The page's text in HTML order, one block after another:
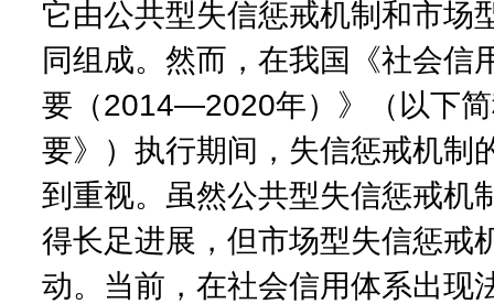
它由公共型失信惩戒机制和市场
同组成。然而，在我国《社会信
要（2014—2020年）》（以下
要》）执行期间，失信惩戒机制
到重视。虽然公共型失信惩戒机
得长足进展，但市场型失信惩戒
动。当前，在社会信用体系出现